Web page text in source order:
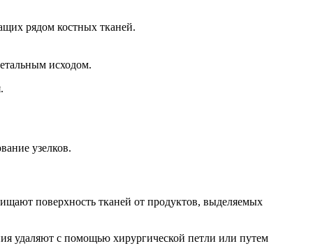
рядом костных тканей.
исходом.
узелков.
поверхность тканей от продуктов, выделяемых
удаляют с помощью хирургической петли или путем